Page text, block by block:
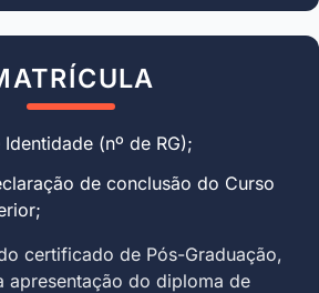
(nº de RG);
de conclusão do Curso
certificado de Pós-Graduação,
apresentação do diploma de